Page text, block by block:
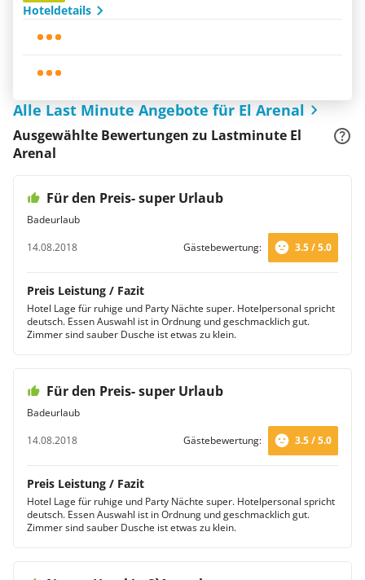
Hoteldetails
Alle Last Minute Angebote für El Arenal
Ausgewählte Bewertungen zu Lastminute El
Arenal
Für den Preis- super Urlaub
Badeurlaub
14.08.2018
Gästebewertung: 3.5 / 5.0
Preis Leistung / Fazit
Hotel Lage für ruhige und Party Nächte super. Hotelpersonal spricht
deutsch. Essen Auswahl ist in Ordnung und geschmacklich gut.
Zimmer sind sauber Dusche ist etwas zu klein.
Für den Preis- super Urlaub
Badeurlaub
14.08.2018
Gästebewertung: 3.5 / 5.0
Preis Leistung / Fazit
Hotel Lage für ruhige und Party Nächte super. Hotelpersonal spricht
deutsch. Essen Auswahl ist in Ordnung und geschmacklich gut.
Zimmer sind sauber Dusche ist etwas zu klein.